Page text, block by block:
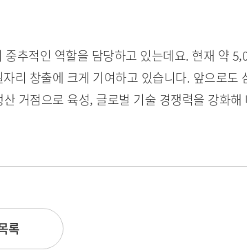
추적인 역할을 담당하고 있는데요. 현재 약
리 창출에 크게 기여하고 있습니다. 앞으로도
거점으로 육성, 글로벌 기술 경쟁력을 강화해
록